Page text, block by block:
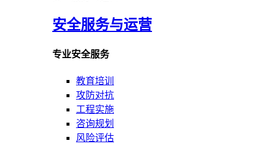
安全服务与运营
专业安全服务
教育培训
攻防对抗
工程实施
咨询规划
风险评估